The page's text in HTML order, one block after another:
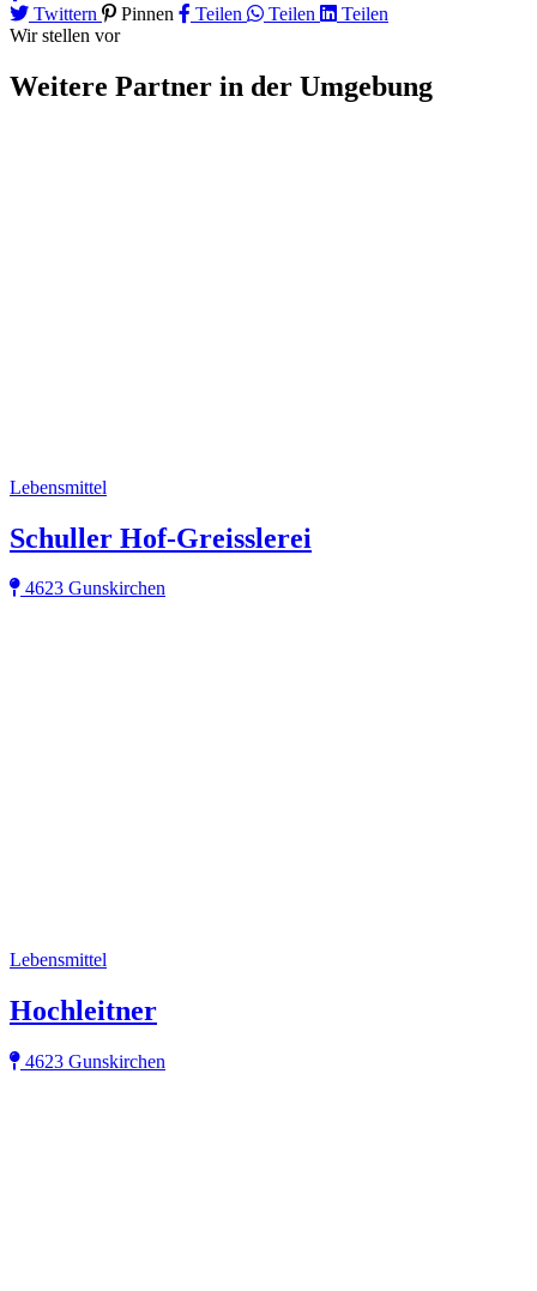
Twittern Pinnen Teilen Teilen
Teilen
Wir stellen vor
Weitere Partner in der Umgebung
Lebensmittel
Schuller Hof-Greisslerei
4623 Gunskirchen
Lebensmittel
Hochleitner
4623 Gunskirchen